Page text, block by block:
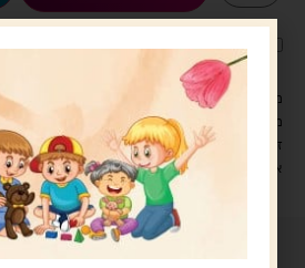
לארוז את המוצר באריזת מתנה5.00 ש"ח
מעל 329 ש"ח, משלוח עם שליח עד הבית חינם! – 0 ₪
משלוח עם שליח עד הבית: 29 ש"ח
זמן אספקה: עד 4 ימי עסקים.
איסוף עצמי: מ"ביתר טויס" רחוב בניין דוד 18, ביתר עילית.